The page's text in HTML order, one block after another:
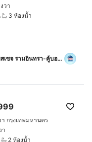
วา
3 ห้องน้ำ
เซจ รามอินทรา-คู้บอน
กรุงเทพมหานคร
า
2 ห้องน้ำ